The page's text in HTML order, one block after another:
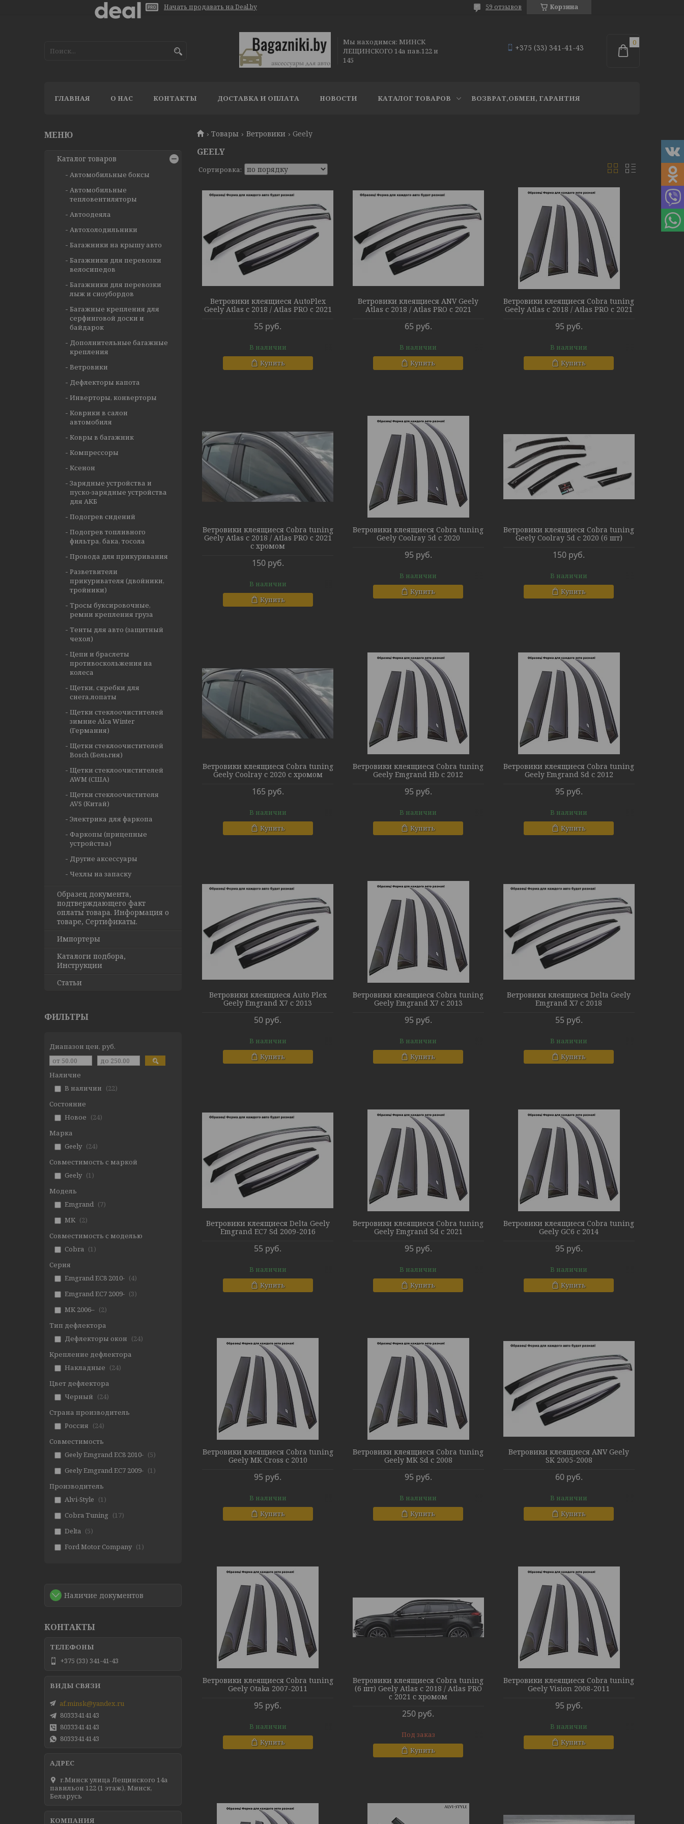
Начать продавать на Deal.by Корзина
59 отзывов
Мы находимся: МИНСК
ЛЕЩИНСКОГО 14а пав.122 и
145
+375 (33) 341-41-43
ГЛАВНАЯ О НАС КОНТАКТЫ ДОСТАВКА И ОПЛАТА НОВОСТИ КАТАЛОГ ТОВАРОВ ВОЗВРАТ,ОБМЕН, ГАРАНТИЯ
Товары Ветровики Geely
GEELY
Ветровики клеящиеся AutoPlex
Geely Atlas с 2018 / Atlas PRO c 2021
55 руб.
В наличии
Купить
Ветровики клеящиеся ANV Geely
Atlas с 2018 / Atlas PRO c 2021
65 руб.
В наличии
Купить
Ветровики клеящиеся Cobra tuning
Geely Atlas с 2018 / Atlas PRO c 2021
95 руб.
В наличии
Купить
Ветровики клеящиеся Cobra tuning
Geely Atlas с 2018 / Atlas PRO c 2021
с хромом
150 руб.
В наличии
Купить
Ветровики клеящиеся Cobra tuning
Geely Coolray 5d с 2020
95 руб.
В наличии
Купить
Ветровики клеящиеся Cobra tuning
Geely Coolray 5d с 2020 (6 шт)
150 руб.
В наличии
Купить
Ветровики клеящиеся Cobra tuning
Geely Coolray с 2020 с хромом
165 руб.
В наличии
Купить
Ветровики клеящиеся Cobra tuning
Geely Emgrand Hb с 2012
95 руб.
В наличии
Купить
Ветровики клеящиеся Cobra tuning
Geely Emgrand Sd с 2012
95 руб.
В наличии
Купить
Ветровики клеящиеся Auto Plex
Geely Emgrand X7 с 2013
50 руб.
В наличии
Купить
Ветровики клеящиеся Cobra tuning
Geely Emgrand X7 с 2013
95 руб.
В наличии
Купить
Ветровики клеящиеся Delta Geely
Emgrand X7 с 2018
55 руб.
В наличии
Купить
Ветровики клеящиеся Delta Geely
Emgrand EC7 Sd 2009-2016
55 руб.
В наличии
Купить
Ветровики клеящиеся Cobra tuning
Geely Emgrand Sd с 2021
95 руб.
В наличии
Купить
Ветровики клеящиеся Cobra tuning
Geely GC6 с 2014
95 руб.
В наличии
Купить
Ветровики клеящиеся Cobra tuning
Geely MK Cross с 2010
95 руб.
В наличии
Купить
Ветровики клеящиеся Cobra tuning
Geely MK Sd с 2008
95 руб.
В наличии
Купить
Ветровики клеящиеся ANV Geely
SK 2005-2008
60 руб.
В наличии
Купить
Ветровики клеящиеся Cobra tuning
Geely Otaka 2007-2011
95 руб.
В наличии
Купить
Ветровики клеящиеся Cobra tuning
(6 шт) Geely Atlas с 2018 / Atlas PRO
c 2021 с хромом
250 руб.
Под заказ
Купить
Ветровики клеящиеся Cobra tuning
Geely Vision 2008-2011
95 руб.
В наличии
Купить
Каталог товаров
Автомобильные боксы
Автомобильные
тепловентиляторы
Автоодеяла
Автохолодильники
Багажники на крышу авто
Багажники для перевозки
велосипедов
Багажники для перевозки
лыж и сноубордов
Багажные крепления для
серфинговой доски и
байдарок
Дополнительные багажные
крепления
Ветровики
Дефлекторы капота
Инверторы, конверторы
Коврики в салон
автомобиля
Ковры в багажник
Компрессоры
Ксенон
Зарядные устройства и
пуско-зарядные устройства
для АКБ
Подогрев сидений
Подогрев топливного
фильтра, бака, тосола
Провода для прикуривания
Разветвители
прикуривателя (двойники,
тройники)
Тросы буксировочные,
ремни крепления груза
Тенты для авто (защитный
чехол)
Цепи и браслеты
противоскольжения на
колеса
Щетки, скребки для
снега,лопаты
Щетки стеклоочистителей
зимние Alca Winter
(Германия)
Щетки стеклоочистителей
Bosch (Бельгия)
Щетки стеклоочистителей
AWM (США)
Щетки стеклоочистителя
AVS (Китай)
Электрика для фаркопа
Фаркопы (прицепные
устройства)
Другие аксессуары
Чехлы на запаску
Образец документа,
подтверждающего факт
оплаты товара. Информация о
товаре, Сертификаты.
Импортеры
Каталоги подбора,
Инструкции
Статьи
ФИЛЬТРЫ
Диапазон цен, руб.
Наличие
В наличии
22
Состояние
Новое
24
Марка
Geely
24
Совместимость с маркой
Geely
1
Модель
Emgrand
7
MK
2
Совместимость с моделью
Cobra
1
Серия
Emgrand EC8 2010-
4
Emgrand EC7 2009-
3
MK 2006–
2
Тип дефлектора
Дефлекторы окон
24
Крепление дефлектора
Накладные
24
Цвет дефлектора
Черный
24
Страна производитель
Россия
24
Совместимость
Geely Emgrand EC8 2010-
5
Geely Emgrand EC7 2009-
1
Производитель
Alvi-Style
1
Cobra Tuning
17
Delta
5
Ford Motor Company
1
Наличие документов
КОНТАКТЫ
+375 (33) 341-41-43
af.minsk@yandex.ru
80333414143
80333414143
80333414143
г.Минск улица Лещинского 14а
павильон 122 (1 этаж), Минск,
Беларусь